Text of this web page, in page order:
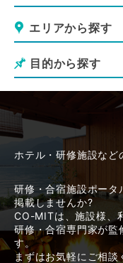
エリアから探す
目的から探す
ホテル・研修施設など
研修・合宿施設ポータ
掲載しませんか?
CO-MITは、施設様、
研修・合宿専門家が
す。
まずはお気軽にご相談